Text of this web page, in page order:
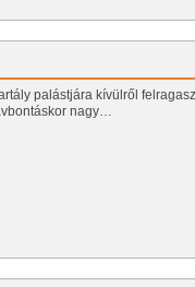
palástjára kívülről
nagy…